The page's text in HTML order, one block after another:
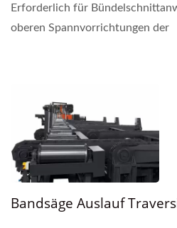
Erforderlich für
oberen Spannvorrichtungen der
Bandsäge Auslauf